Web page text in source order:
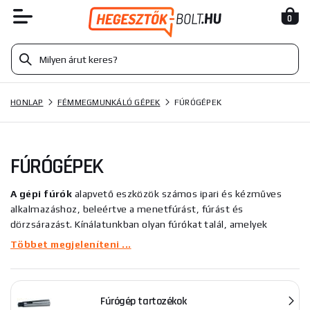
0
HONLAP FÉMMEGMUNKÁLÓ GÉPEK FÚRÓGÉPEK
FÚRÓGÉPEK
A gépi fúrók alapvető eszközök számos ipari és kézműves
alkalmazáshoz, beleértve a menetfúrást, fúrást és
dörzsárazást. Kínálatunkban olyan fúrókat talál, amelyek
alkalmasak otthoni barkácsolók, valamint professzionális
A gépi fúrógép típusai:
Többet megjeleníteni ...
Fúrógép tartozékok